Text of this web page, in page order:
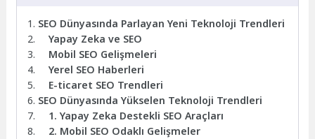
SEO Dünyasında Parlayan Yeni Teknoloji Trendleri
Yapay Zeka ve SEO
Mobil SEO Gelişmeleri
Yerel SEO Haberleri
E-ticaret SEO Trendleri
SEO Dünyasında Yükselen Teknoloji Trendleri
1. Yapay Zeka Destekli SEO Araçları
2. Mobil SEO Odaklı Gelişmeler